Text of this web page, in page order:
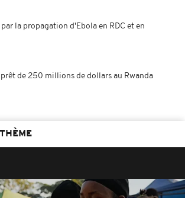
la propagation d'Ebola en RDC et en
de 250 millions de dollars au Rwanda